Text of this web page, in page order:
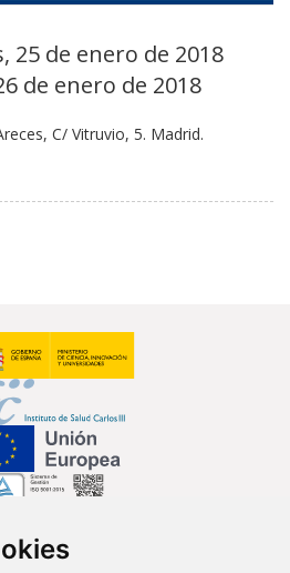
25 de enero de 2018
de enero de 2018
C/ Vitruvio, 5. Madrid.
en...